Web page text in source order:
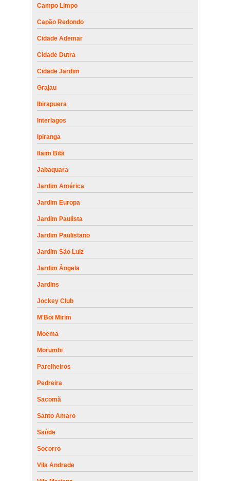
Campo Limpo
Capão Redondo
Cidade Ademar
Cidade Dutra
Cidade Jardim
Grajau
Ibirapuera
Interlagos
Ipiranga
Itaim Bibi
Jabaquara
Jardim América
Jardim Europa
Jardim Paulista
Jardim Paulistano
Jardim São Luiz
Jardim Ângela
Jardins
Jockey Club
M'Boi Mirim
Moema
Morumbi
Parelheiros
Pedreira
Sacomã
Santo Amaro
Saúde
Socorro
Vila Andrade